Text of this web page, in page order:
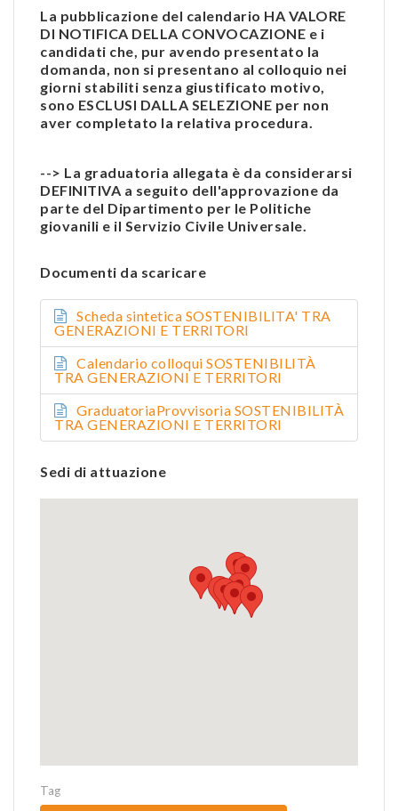
La pubblicazione del calendario HA VALORE
DI NOTIFICA DELLA CONVOCAZIONE e i
candidati che, pur avendo presentato la
domanda, non si presentano al colloquio nei
giorni stabiliti senza giustificato motivo,
sono ESCLUSI DALLA SELEZIONE per non
aver completato la relativa procedura.
--> La graduatoria allegata è da considerarsi
DEFINITIVA a seguito dell'approvazione da
parte del Dipartimento per le Politiche
giovanili e il Servizio Civile Universale.
Documenti da scaricare
Scheda sintetica SOSTENIBILITA' TRA
GENERAZIONI E TERRITORI
Calendario colloqui SOSTENIBILITÀ
TRA GENERAZIONI E TERRITORI
GraduatoriaProvvisoria SOSTENIBILITÀ
TRA GENERAZIONI E TERRITORI
Sedi di attuazione
Tag